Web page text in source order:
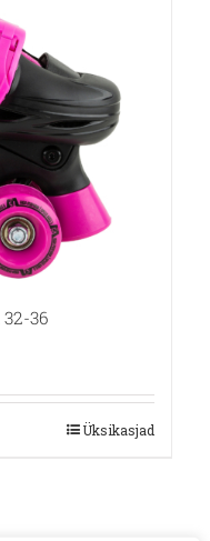
32-36
Üksikasjad